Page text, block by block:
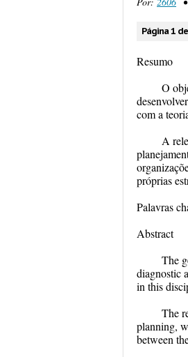
Página 1
Resumo
O
com a
A
próprias
Palavras
Abstract
The
diagnostic
in this
The
planning,
between